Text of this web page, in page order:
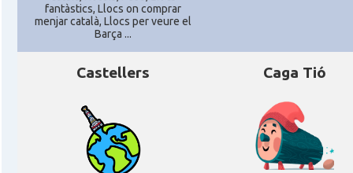
CAMON
CAMON Catalans a UTAH
CAMON Catalans a VIRGINIA
CAMON Catalans a WASHINGTON DC
fantàstics, Llocs on comprar
menjar català, Llocs per veure el
Barça ...
Castellers Caga Tió